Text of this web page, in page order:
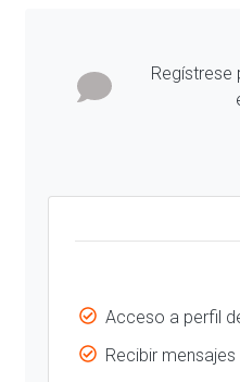
Acceso a perfil
Recibir